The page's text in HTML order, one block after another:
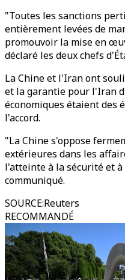
"Toutes les sanctions
entièrement levées de
promouvoir la mise en
déclaré les deux chefs
La Chine et l'Iran ont
et la garantie pour l'Iran
économiques étaient des
l'accord.
"La Chine s'oppose
extérieures dans les
l'atteinte à la sécurité et
communiqué.
SOURCE:Reuters
RECOMMANDÉ